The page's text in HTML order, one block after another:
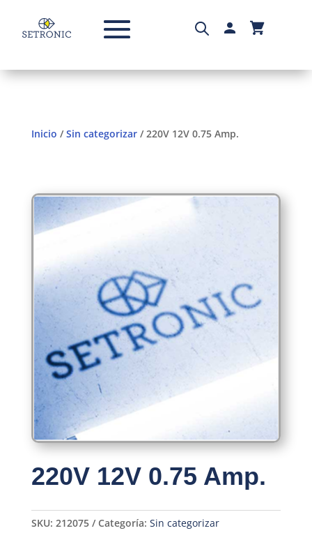
Inicio /Sin categorizar/ 220V 12V 0.75 Amp.
220V 12V 0.75 Amp.
SKU: 212075 Categoría: Sin categorizar